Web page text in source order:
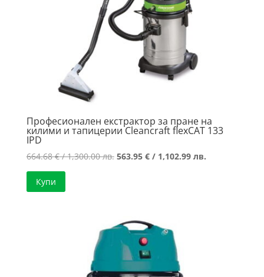
Професионален екстрактор за пране на
килими и тапицерии Cleancraft flexCAT 133
IPD
664.68€/ 1,300.00 лв. Original
1,300.00 лв..
563.95 €/ 1,102.99 лв.Текущата
Купи